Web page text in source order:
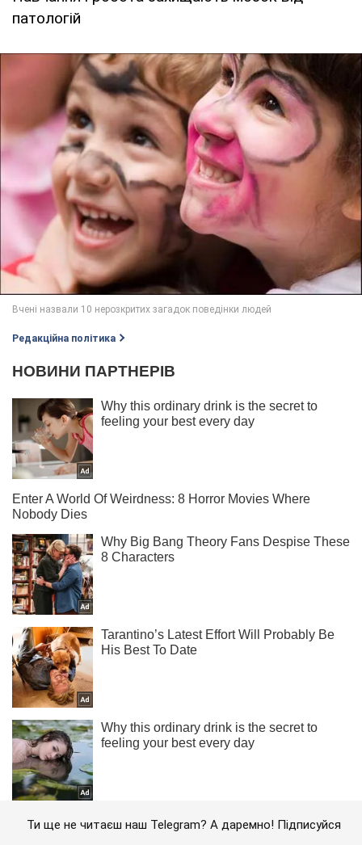
патологій
Редакційна політика
Ти ще не читаєш наш Telegram? А даремно! Підписуйся